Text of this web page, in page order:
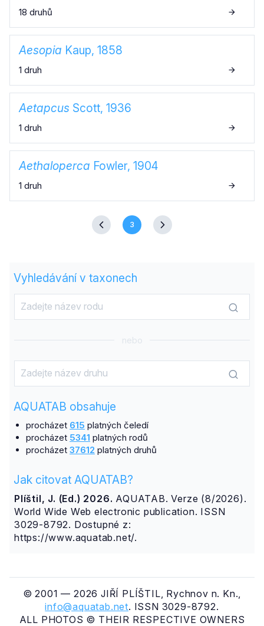
18 druhů
Aesopia Kaup, 1858
1 druh
Aetapcus Scott, 1936
1 druh
Aethaloperca Fowler, 1904
1 druh
3
Vyhledávání v taxonech
nebo
AQUATAB obsahuje
procházet 615 platných čeledí
procházet 5341 platných rodů
procházet 37612 platných druhů
Jak citovat AQUATAB?
Plíštil, J. (Ed.) 2026. AQUATAB. Verze (8/2026).
World Wide Web electronic publication. ISSN
3029-8792. Dostupné z:
https://www.aquatab.net/.
© 2001 — 2026 JIŘÍ PLÍŠTIL, Rychnov n. Kn.,
info@aquatab.net. ISSN 3029-8792.
ALL PHOTOS © THEIR RESPECTIVE OWNERS